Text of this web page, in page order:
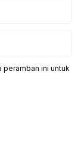
peramban ini untuk